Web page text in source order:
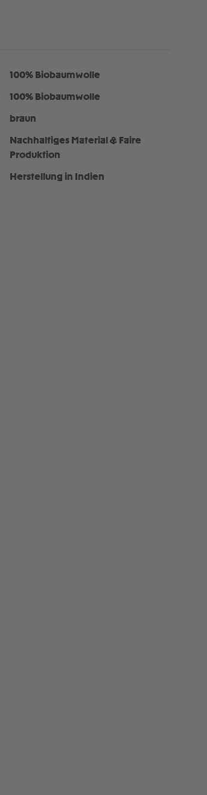
100% Biobaumwolle
100% Biobaumwolle
braun
Nachhaltiges Material & Faire
Produktion
Herstellung in Indien